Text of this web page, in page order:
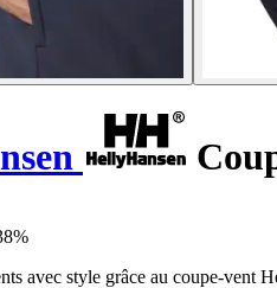
avec style grâce au coupe-vent